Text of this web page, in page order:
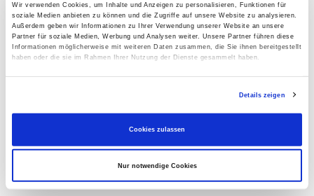
Wir verwenden Cookies, um Inhalte und Anzeigen zu personalisieren, Funktionen für
soziale Medien anbieten zu können und die Zugriffe auf unsere Website zu analysieren.
Außerdem geben wir Informationen zu Ihrer Verwendung unserer Website an unsere
Partner für soziale Medien, Werbung und Analysen weiter. Unsere Partner führen diese
Informationen möglicherweise mit weiteren Daten zusammen, die Sie ihnen bereitgestellt
haben oder die sie im Rahmen Ihrer Nutzung der Dienste gesammelt haben.
Details zeigen
Cookies zulassen
Nur notwendige Cookies